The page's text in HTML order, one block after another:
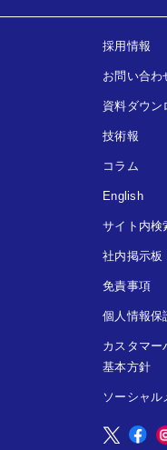
採用情報
お問い合わ
資料ダウン
技術報
コラム
English
サイト内検
社内掲示板
免責事項
個人情報保
カスタマー
基本方針
ソーシャル